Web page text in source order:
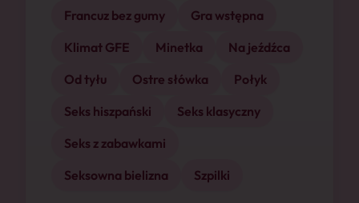
Francuz bez gumy
Gra wstępna
Klimat GFE
Minetka
Na jeźdźca
Od tyłu
Ostre słówka
Połyk
Seks hiszpański
Seks klasyczny
Seks z zabawkami
Seksowna bielizna
Szpilki